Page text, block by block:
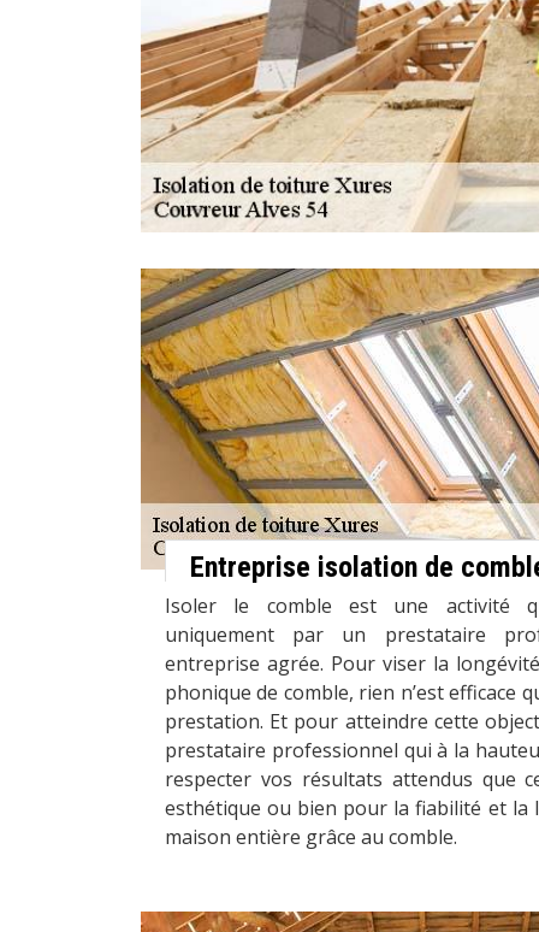
Entreprise isolation de
Isoler le comble est une activité
uniquement par un prestataire
entreprise agrée. Pour viser la
phonique de comble, rien n’est efficace
prestation. Et pour atteindre cette
prestataire professionnel qui à la
respecter vos résultats attendus que
esthétique ou bien pour la fiabilité et la
maison entière grâce au comble.